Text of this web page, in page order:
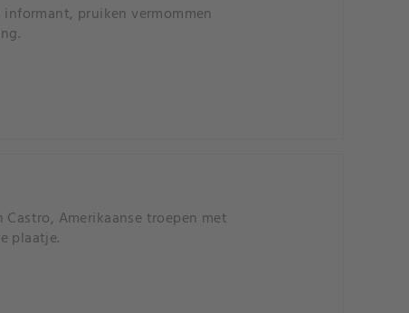
pruiken vermommen
Amerikaanse troepen met
plaatje.